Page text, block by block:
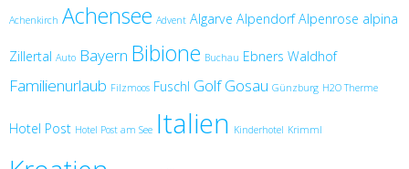
Achenkirch Achensee Advent Algarve Alpendorf Alpenrose alpina
Zillertal Auto Bayern Bibione Buchau Ebners Waldhof
Familienurlaub Filzmoos Fuschl Golf Gosau Günzburg H2O Therme
Hotel Post Hotel Post am See Italien Kinderhotel Krimml